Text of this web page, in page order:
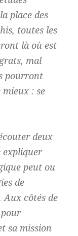
place des
toutes les
là où est
mal
pourront
mieux : se
deux
expliquer
peut ou
de
Aux côtés de
sa mission